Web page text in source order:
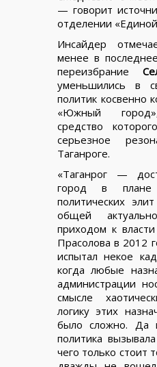
— говорит
отделении
Инсайдер
менее в
переизбрание
уменьшились в
политик косвенно
«Южный
средство
серьезное
Таганроге.
«Таганрог —
город в плане
политических
общей
приходом к
Прасолова в 2012
испытал некое
когда любые
администрации
смысле
логику этих
было сложно. Да
политика
чего только стоит